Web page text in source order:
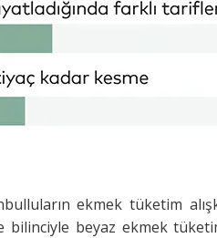
ekmek tüketim
bilinciyle beyaz ekmek